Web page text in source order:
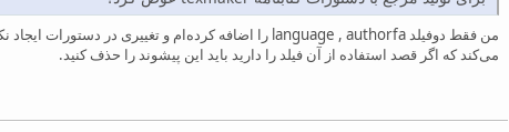
می‌کند که اگر قصد استفاده از آن فیلد را دارید باید این پیشوند را حذف کنید.